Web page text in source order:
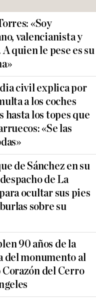
«Soy
valencianista y
A quien le pese es su
civil explica por
a los coches
hasta los topes que
«Se las
de Sánchez en su
de La
ocultar sus pies
sobre su
90 años de la
del monumento al
Corazón del Cerro